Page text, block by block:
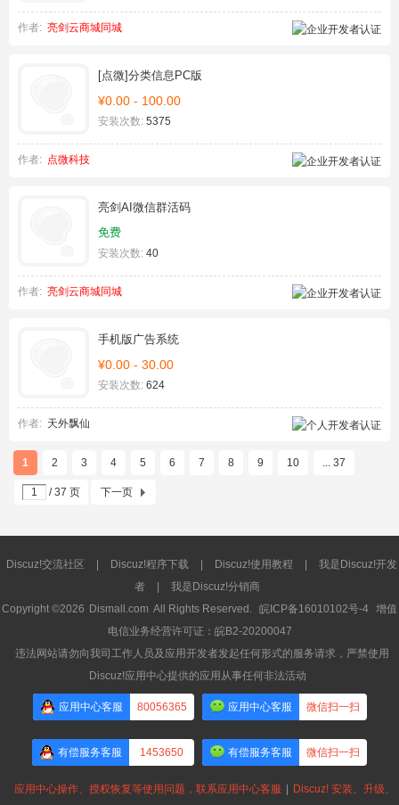
作者: 亮剑云商城同城
[点微]分类信息PC版
¥0.00 - 100.00
安装次数: 5375
作者: 点微科技
亮剑AI微信群活码
免费
安装次数: 40
作者: 亮剑云商城同城
手机版广告系统
¥0.00 - 30.00
安装次数: 624
作者: 天外飘仙
1 2 3 4 5 6 7 8 9 10 ... 37
/ 37 页 下一页
Discuz!交流社区 Discuz!程序下载 Discuz!使用教程
我是Discuz!开发
者
我是Discuz!分销商
Copyright ©2026 Dismall.com All Rights Reserved. 皖ICP备16010102号-4 增值
电信业务经营许可证：皖B2-20200047
违法网站请勿向我司工作人员及应用开发者发起任何形式的服务请求，严禁使用
Discuz!应用中心提供的应用从事任何非法活动
应用中心客服 80056365 应用中心客服 微信扫一扫
有偿服务客服 1453650 有偿服务客服 微信扫一扫
应用中心操作、授权恢复等使用问题，联系应用中心客服 Discuz! 安装、升级、